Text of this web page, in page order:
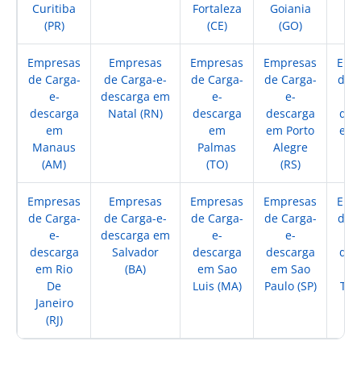
Curitiba
(PR)
Fortaleza
(CE)
Goiania
(GO)
Empresas
de Carga-
e-
descarga
em
Manaus
(AM)
Empresas
de Carga-e-
descarga em
Natal (RN)
Empresas
de Carga-
e-
descarga
em
Palmas
(TO)
Empresas
de Carga-
e-
descarga
em Porto
Alegre
(RS)
de
em
Empresas
de Carga-
e-
descarga
em Rio
De
Janeiro
(RJ)
Empresas
de Carga-e-
descarga em
Salvador
(BA)
Empresas
de Carga-
e-
descarga
em Sao
Luis (MA)
Empresas
de Carga-
e-
descarga
em Sao
Paulo (SP)
de